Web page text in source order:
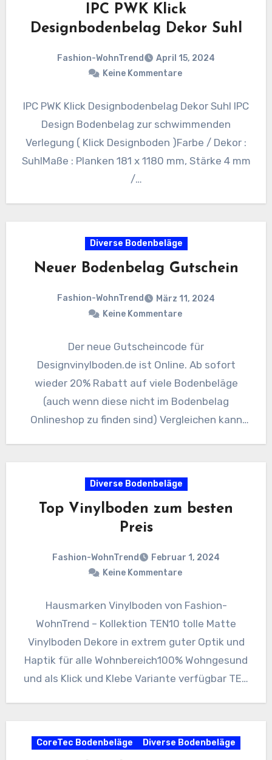
IPC PWK Klick
Designbodenbelag Dekor Suhl
Fashion-WohnTrend
April 15, 2024
Keine Kommentare
IPC PWK Klick Designbodenbelag Dekor Suhl IPC
Design Bodenbelag zur schwimmenden
Verlegung ( Klick Designboden )Farbe / Dekor :
SuhlMaße : Planken 181 x 1180 mm, Stärke 4 mm
/…
Diverse Bodenbeläge
Neuer Bodenbelag Gutschein
Fashion-WohnTrend
März 11, 2024
Keine Kommentare
Der neue Gutscheincode für
Designvinylboden.de ist Online. Ab sofort
wieder 20% Rabatt auf viele Bodenbeläge
(auch wenn diese nicht im Bodenbelag
Onlineshop zu finden sind) Vergleichen kann
Diverse Bodenbeläge
Top Vinylboden zum besten
Preis
Fashion-WohnTrend
Februar 1, 2024
Keine Kommentare
Hausmarken Vinylboden von Fashion-
WohnTrend – Kollektion TEN10 tolle Matte
Vinylboden Dekore in extrem guter Optik und
Haptik für alle Wohnbereich100% Wohngesund
und als Klick und Klebe Variante verfügbar TEN
CoreTec Bodenbeläge Diverse Bodenbeläge